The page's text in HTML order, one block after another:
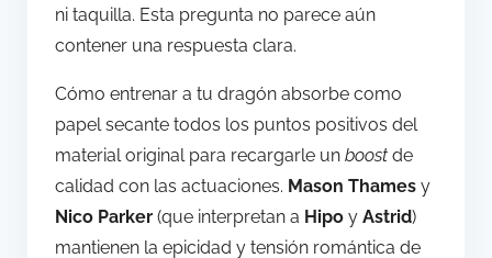
ni taquilla. Esta pregunta no parece aún
contener una respuesta clara.
Cómo entrenar a tu dragón absorbe como
papel secante todos los puntos positivos del
material original para recargarle un boost de
calidad con las actuaciones. Mason Thames y
Nico Parker (que interpretan a Hipo y Astrid)
mantienen la epicidad y tensión romántica de